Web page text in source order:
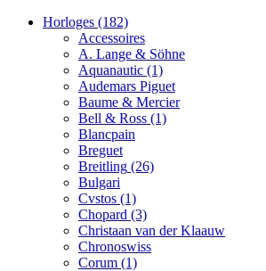
Horloges (182)
Accessoires
A. Lange & Söhne
Aquanautic (1)
Audemars Piguet
Baume & Mercier
Bell & Ross (1)
Blancpain
Breguet
Breitling (26)
Bulgari
Cvstos (1)
Chopard (3)
Christaan van der Klaauw
Chronoswiss
Corum (1)